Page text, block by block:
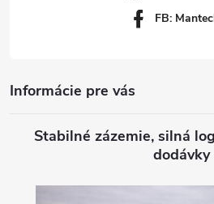
FB:
Informácie pre vás
Stabilné zázemie, silná
dodávky